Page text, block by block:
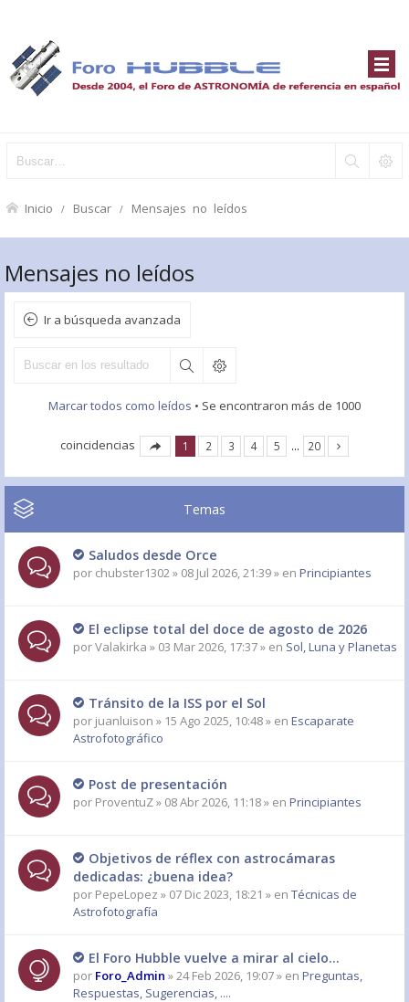
Inicio Buscar Mensajes no leídos
Mensajes no leídos
Ir a búsqueda avanzada
Marcar todos como leídos • Se encontraron más de 1000
coincidencias 1 2 3 4 5 … 20
Temas
Saludos desde Orce
por chubster1302» 08 Jul 2026, 21:39 » en Principiantes
El eclipse total del doce de agosto de 2026
porValakirka » 03 Mar 2026, 17:37 » en Sol, Luna y Planetas
Tránsito de la ISS por el Sol
por juanluison » 15 Ago 2025, 10:48 » en Escaparate
Astrofotográfico
Post de presentación
por ProventuZ» 08 Abr 2026, 11:18 » en Principiantes
Objetivos de réflex con astrocámaras
dedicadas: ¿buena idea?
por PepeLopez » 07 Dic 2023, 18:21 » en Técnicas de
Astrofotografía
El Foro Hubble vuelve a mirar al cielo...
por Foro_Admin » 24 Feb 2026, 19:07 » en Preguntas,
Respuestas, Sugerencias, ....